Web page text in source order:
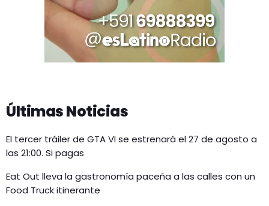
Últimas Noticias
El tercer tráiler de GTA VI se estrenará el 27 de agosto a
las 21:00. Si pagas
Eat Out lleva la gastronomía paceña a las calles con un
Food Truck itinerante